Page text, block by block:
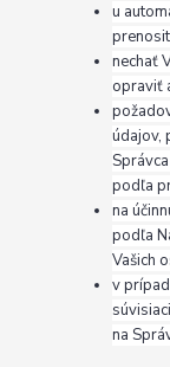
u
nechať
opraviť
údajov,
podľa
na
podľa
Vašich
v
na